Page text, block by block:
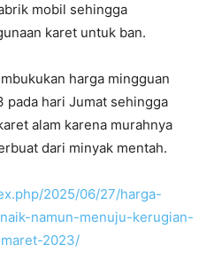
mobil sehingga
karet untuk ban.
harga mingguan
hari Jumat sehingga
alam karena murahnya
dari minyak mentah.
2025/06/27/harga-
namun-menuju-kerugian-
2023/